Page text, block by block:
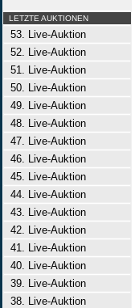
LETZTE AUKTIONEN
53. Live-Auktion
52. Live-Auktion
51. Live-Auktion
50. Live-Auktion
49. Live-Auktion
48. Live-Auktion
47. Live-Auktion
46. Live-Auktion
45. Live-Auktion
44. Live-Auktion
43. Live-Auktion
42. Live-Auktion
41. Live-Auktion
40. Live-Auktion
39. Live-Auktion
38. Live-Auktion